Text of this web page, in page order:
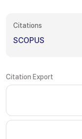
Citations
SCOPUS
Citation Export